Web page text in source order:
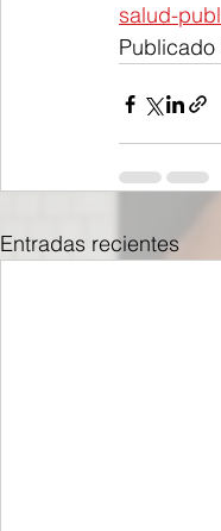
salud-
Entradas recientes